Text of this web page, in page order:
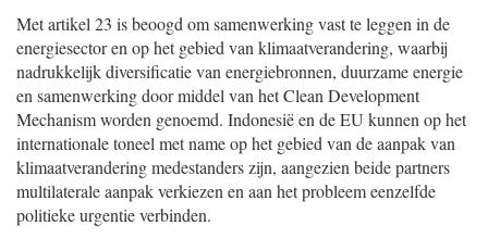
Met artikel 23 is beoogd om samenwerking vast te leggen in de
energiesector en op het gebied van klimaatverandering, waarbij
nadrukkelijk diversificatie van energiebronnen, duurzame energie
en samenwerking door middel van het Clean Development
Mechanism worden genoemd. Indonesië en de EU kunnen op het
internationale toneel met name op het gebied van de aanpak van
klimaatverandering medestanders zijn, aangezien beide partners
multilaterale aanpak verkiezen en aan het probleem eenzelfde
politieke urgentie verbinden.